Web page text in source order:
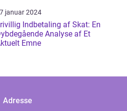
januar 2024
Indbetaling af Skat: En
Analyse af Et
Emne
Adresse